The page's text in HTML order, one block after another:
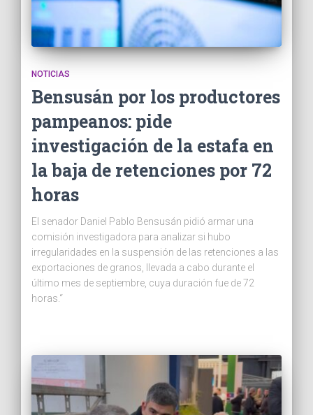
NOTICIAS
Bensusán por los productores
pampeanos: pide
investigación de la estafa en
la baja de retenciones por 72
horas
El senador Daniel Pablo Bensusán pidió armar una
comisión investigadora para analizar si hubo
irregularidades en la suspensión de las retenciones a las
exportaciones de granos, llevada a cabo durante el
último mes de septiembre, cuya duración fue de 72
horas.“